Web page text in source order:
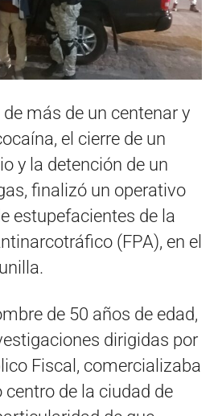
más de un centenar y
el cierre de un
y la detención de un
finalizó un operativo
estupefacientes de la
(FPA), en el
de 50 años de edad,
dirigidas por
Fiscal, comercializaba
centro de la ciudad de